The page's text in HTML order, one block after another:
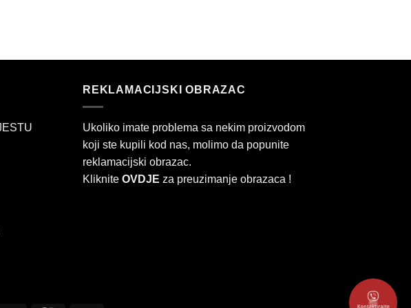
REKLAMACIJSKI OBRAZAC
Ukoliko imate problema sa nekim proizvodom
koji ste kupili kod nas, molimo da popunite
reklamacijski obrazac.
Kliknite OVDJE za preuzimanje obrazaca !